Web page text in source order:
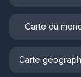
Carte du